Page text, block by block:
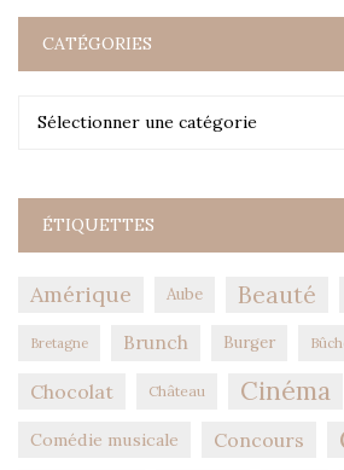
CATÉGORIES
Sélectionner une catégorie
Catégories
ÉTIQUETTES
Amérique Aube Beauté
Bretagne Brunch Burger
Chocolat Château Cinéma
Comédie musicale Concours